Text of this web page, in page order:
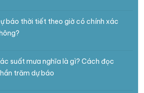
báo thời tiết theo giờ có chính xác
suất mưa nghĩa là gì? Cách đọc
trăm dự báo